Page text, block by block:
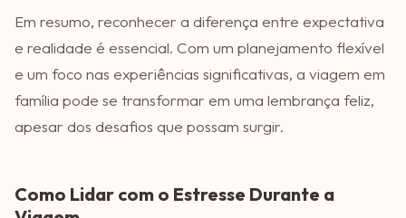
Em resumo, reconhecer a diferença entre expectativa
e realidade é essencial. Com um planejamento flexível
e um foco nas experiências significativas, a viagem em
família pode se transformar em uma lembrança feliz,
apesar dos desafios que possam surgir.
Como Lidar com o Estresse Durante a